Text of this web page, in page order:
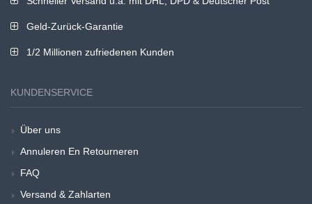
Geld-Zurück-Garantie
1/2 Millionen zufriedenen Kunden
KUNDENSERVICE
Über uns
Annuleren En Retourneren
FAQ
Versand & Zahlarten